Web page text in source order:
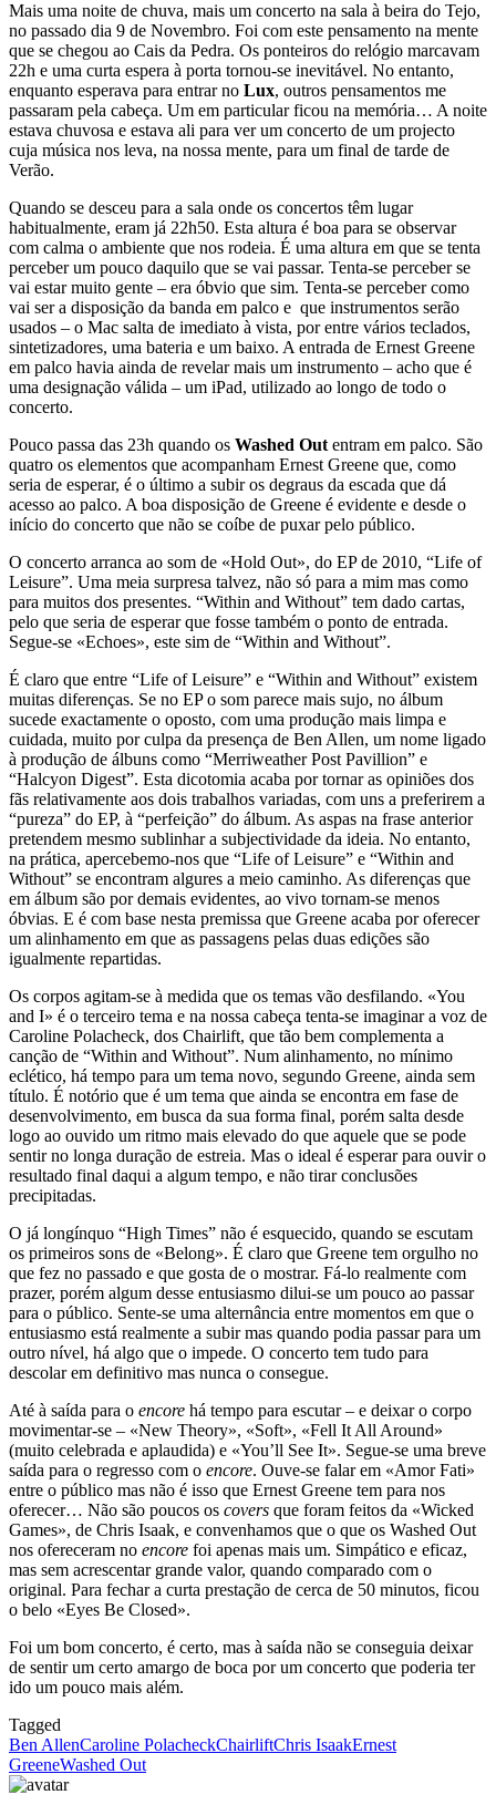
Mais uma noite de chuva, mais um concerto na sala à beira do Tejo,
no passado dia 9 de Novembro. Foi com este pensamento na mente
que se chegou ao Cais da Pedra. Os ponteiros do relógio marcavam
22h e uma curta espera à porta tornou-se inevitável. No entanto,
enquanto esperava para entrar no Lux, outros pensamentos me
passaram pela cabeça. Um em particular ficou na memória… A noite
estava chuvosa e estava ali para ver um concerto de um projecto
cuja música nos leva, na nossa mente, para um final de tarde de
Verão.
Quando se desceu para a sala onde os concertos têm lugar
habitualmente, eram já 22h50. Esta altura é boa para se observar
com calma o ambiente que nos rodeia. É uma altura em que se tenta
perceber um pouco daquilo que se vai passar. Tenta-se perceber se
vai estar muito gente – era óbvio que sim. Tenta-se perceber como
vai ser a disposição da banda em palco e que instrumentos serão
usados – o Mac salta de imediato à vista, por entre vários teclados,
sintetizadores, uma bateria e um baixo. A entrada de Ernest Greene
em palco havia ainda de revelar mais um instrumento – acho que é
uma designação válida – um iPad, utilizado ao longo de todo o
concerto.
Pouco passa das 23h quando os Washed Outentram em palco. São
quatro os elementos que acompanham Ernest Greene que, como
seria de esperar, é o último a subir os degraus da escada que dá
acesso ao palco. A boa disposição de Greene é evidente e desde o
início do concerto que não se coíbe de puxar pelo público.
O concerto arranca ao som de «Hold Out», do EP de 2010, “Life of
Leisure”. Uma meia surpresa talvez, não só para a mim mas como
para muitos dos presentes. “Within and Without” tem dado cartas,
pelo que seria de esperar que fosse também o ponto de entrada.
Segue-se «Echoes», este sim de “Within and Without”.
É claro que entre “Life of Leisure” e “Within and Without” existem
muitas diferenças. Se no EP o som parece mais sujo, no álbum
sucede exactamente o oposto, com uma produção mais limpa e
cuidada, muito por culpa da presença de Ben Allen, um nome ligado
à produção de álbuns como “Merriweather Post Pavillion” e
“Halcyon Digest”. Esta dicotomia acaba por tornar as opiniões dos
fãs relativamente aos dois trabalhos variadas, com uns a preferirem a
“pureza” do EP, à “perfeição” do álbum. As aspas na frase anterior
pretendem mesmo sublinhar a subjectividade da ideia. No entanto,
na prática, apercebemo-nos que “Life of Leisure” e “Within and
Without” se encontram algures a meio caminho. As diferenças que
em álbum são por demais evidentes, ao vivo tornam-se menos
óbvias. E é com base nesta premissa que Greene acaba por oferecer
um alinhamento em que as passagens pelas duas edições são
igualmente repartidas.
Os corpos agitam-se à medida que os temas vão desfilando. «You
and I» é o terceiro tema e na nossa cabeça tenta-se imaginar a voz de
Caroline Polacheck, dos Chairlift, que tão bem complementa a
canção de “Within and Without”. Num alinhamento, no mínimo
eclético, há tempo para um tema novo, segundo Greene, ainda sem
título. É notório que é um tema que ainda se encontra em fase de
desenvolvimento, em busca da sua forma final, porém salta desde
logo ao ouvido um ritmo mais elevado do que aquele que se pode
sentir no longa duração de estreia. Mas o ideal é esperar para ouvir o
resultado final daqui a algum tempo, e não tirar conclusões
precipitadas.
O já longínquo “High Times” não é esquecido, quando se escutam
os primeiros sons de «Belong». É claro que Greene tem orgulho no
que fez no passado e que gosta de o mostrar. Fá-lo realmente com
prazer, porém algum desse entusiasmo dilui-se um pouco ao passar
para o público. Sente-se uma alternância entre momentos em que o
entusiasmo está realmente a subir mas quando podia passar para um
outro nível, há algo que o impede. O concerto tem tudo para
descolar em definitivo mas nunca o consegue.
Até à saída para o encore há tempo para escutar – e deixar o corpo
movimentar-se – «New Theory», «Soft», «Fell It All Around»
(muito celebrada e aplaudida) e «You’ll See It». Segue-se uma breve
saída para o regresso com o encore. Ouve-se falar em «Amor Fati»
entre o público mas não é isso que Ernest Greene tem para nos
oferecer… Não são poucos os covers que foram feitos da «Wicked
Games», de Chris Isaak, e convenhamos que o que os Washed Out
nos ofereceram no encore foi apenas mais um. Simpático e eficaz,
mas sem acrescentar grande valor, quando comparado com o
original. Para fechar a curta prestação de cerca de 50 minutos, ficou
o belo «Eyes Be Closed».
Foi um bom concerto, é certo, mas à saída não se conseguia deixar
de sentir um certo amargo de boca por um concerto que poderia ter
ido um pouco mais além.
Tagged
Ben AllenCaroline PolacheckChairliftChris IsaakErnest
GreeneWashed Out